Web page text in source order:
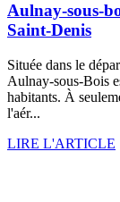
Aulnay-sous-
Saint-Denis
Située dans le
Aulnay-sous-Bois
habitants. À
l'aér...
LIRE L'ARTICLE